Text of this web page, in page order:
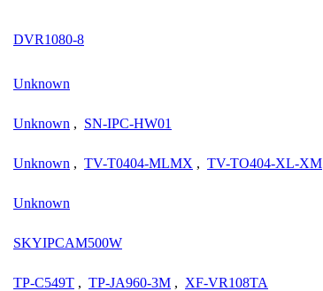
DVR1080-8
Unknown
Unknown , SN-IPC-HW01
Unknown , TV-T0404-MLMX , TV-TO404-XL-XM
Unknown
SKYIPCAM500W
TP-C549T , TP-JA960-3M , XF-VR108TA